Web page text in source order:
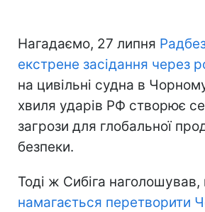
Нагадаємо, 27 липня
екстрене засідання через
на цивільні судна в
хвиля ударів РФ створює
загрози для глобальної
безпеки.
Тоді ж Сибіга
намагається перетворити